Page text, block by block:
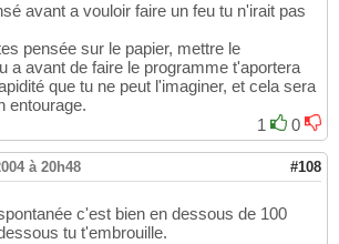
avant a vouloir faire un feu tu n'irait pas
pensée sur le papier, mettre le
a avant de faire le programme t'aportera
que tu ne peut l'imaginer, et cela sera
entourage.
1
0
à 20h48 #108
c'est bien en dessous de 100
tu t'embrouille.